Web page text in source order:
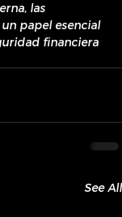
las
papel esencial
financiera
See All